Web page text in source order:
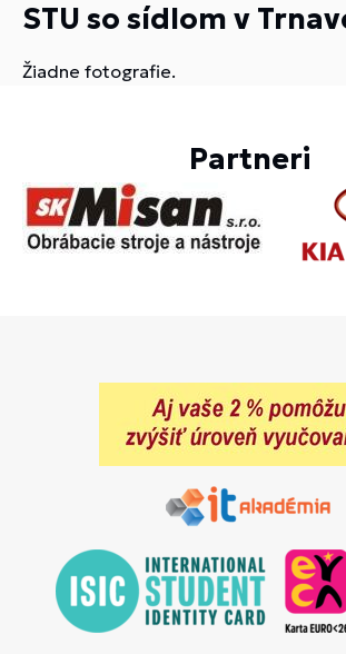
STU so sídlom v
Žiadne fotografie.
Partneri